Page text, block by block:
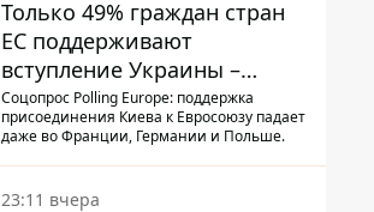
Только 49% граждан стран
ЕС поддерживают
вступление Украины –
результаты опроса
Соцопрос Polling Europe: поддержка
присоединения Киева к Евросоюзу падает
даже во Франции, Германии и Польше.
23:11 вчера